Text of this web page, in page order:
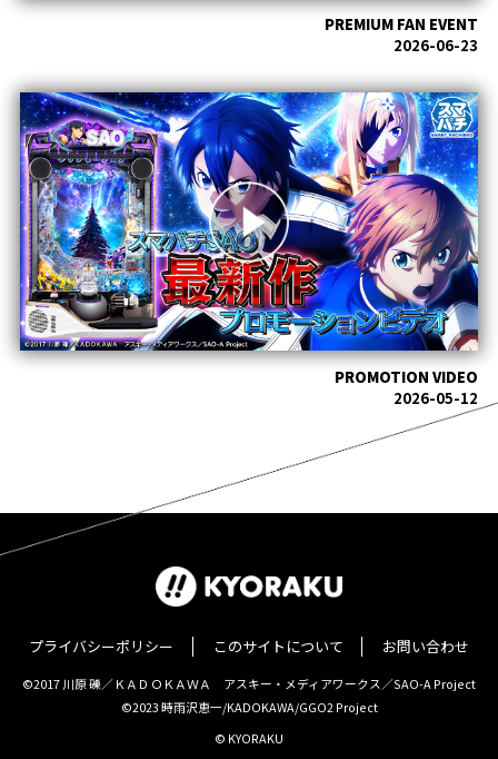
PREMIUM FAN EVENT
2026-06-23
PROMOTION VIDEO
2026-05-12
プライバシーポリシー このサイトについて お問い合わせ
©2017 川原 礫／ＫＡＤＯＫＡＷＡ アスキー・メディアワークス／SAO-A Project
©2023 時雨沢恵一/KADOKAWA/GGO2 Project
© KYORAKU